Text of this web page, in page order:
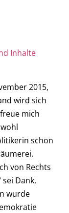
Inhalte
2015,
wird sich
mich
schon
von Rechts
Dank,
wurde